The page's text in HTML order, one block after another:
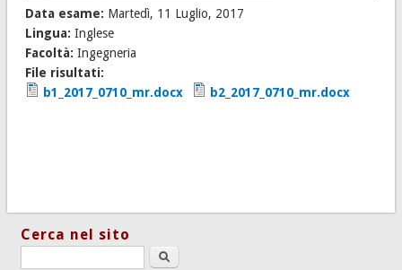
Data esame: Martedì, 11 Luglio, 2017
Lingua: Inglese
Facoltà: Ingegneria
File risultati:
b1_2017_0710_mr.docx
b2_2017_0710_mr.docx
Cerca nel sito
Search this site